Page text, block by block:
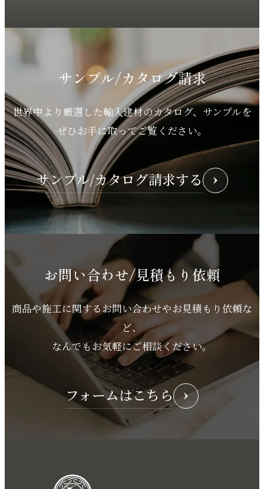
サンプル/カタログ請求
世界中より厳選した輸入建材のカタログ、サンプルを
ぜひお手に取ってご覧ください。
サンプル/カタログ請求する
お問い合わせ/見積もり依頼
商品や施工に関するお問い合わせやお見積もり依頼な
ど、
なんでもお気軽にご相談ください。
フォームはこちら